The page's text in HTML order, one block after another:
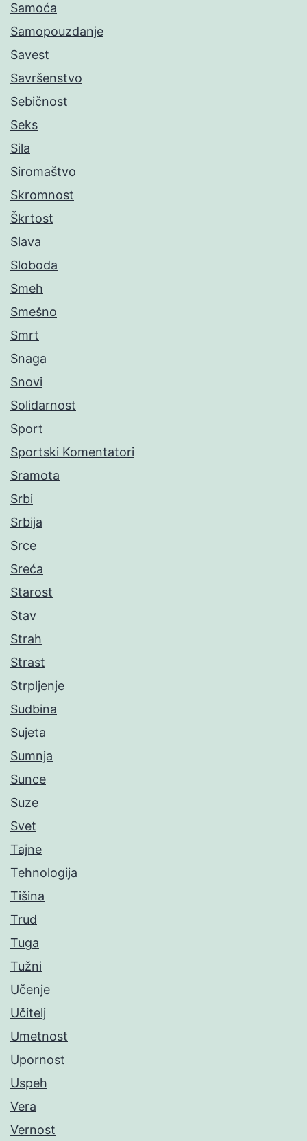
Samoća
Samopouzdanje
Savest
Savršenstvo
Sebičnost
Seks
Sila
Siromaštvo
Skromnost
Škrtost
Slava
Sloboda
Smeh
Smešno
Smrt
Snaga
Snovi
Solidarnost
Sport
Sportski Komentatori
Sramota
Srbi
Srbija
Srce
Sreća
Starost
Stav
Strah
Strast
Strpljenje
Sudbina
Sujeta
Sumnja
Sunce
Suze
Svet
Tajne
Tehnologija
Tišina
Trud
Tuga
Tužni
Učenje
Učitelj
Umetnost
Upornost
Uspeh
Vera
Vernost